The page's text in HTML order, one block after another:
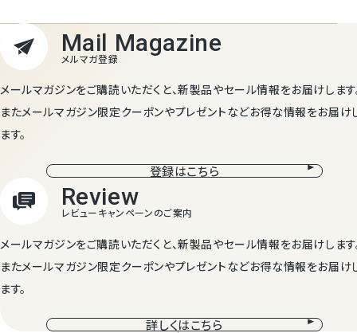
メールマガジンをご購読いただくと、新製品やセール情報をお届けします
またメールマガジン限定クーポンやプレゼントなどお得な情報をお届け
ます。
登録はこちら
メールマガジンをご購読いただくと、新製品やセール情報をお届けします
またメールマガジン限定クーポンやプレゼントなどお得な情報をお届け
ます。
詳しくはこちら